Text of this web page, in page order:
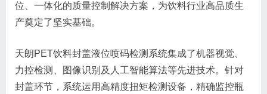
位、一体化的质量控制解决方案，为饮料行业高品质生
产奠定了坚实基础。
天朗PET饮料封盖液位喷码检测系统集成了机器视觉、
力控检测、图像识别及人工智能算法等先进技术。针对
封盖环节，系统运用高精度扭矩检测设备，精确监控瓶